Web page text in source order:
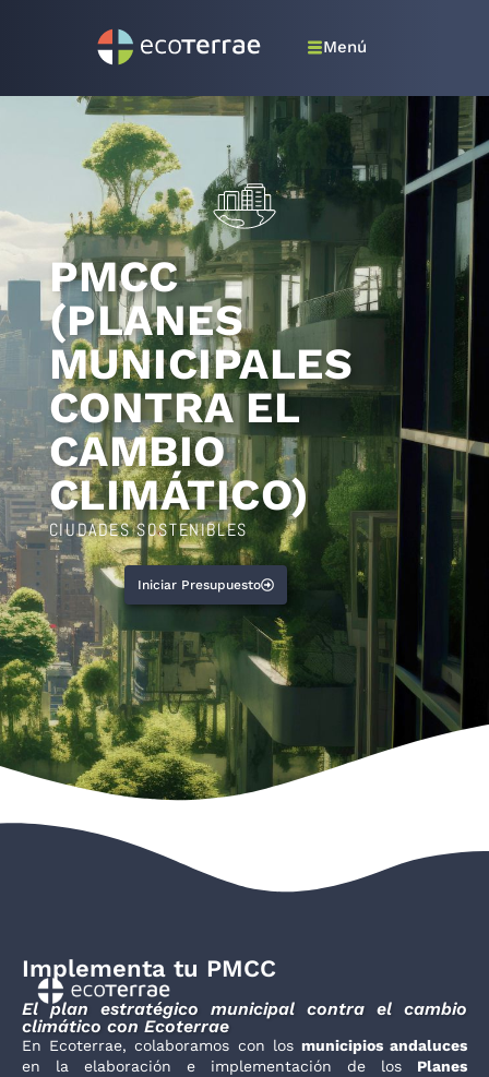
Menú
PMCC
(PLANES
MUNICIPALES
CONTRA EL
CAMBIO
CLIMÁTICO)
CIUDADES SOSTENIBLES
Iniciar Presupuesto
Implementa tu PMCC
El plan estratégico municipal contra el cambio
climático con Ecoterrae
En Ecoterrae, colaboramos con los municipios andaluces
en la elaboración e implementación de los Planes